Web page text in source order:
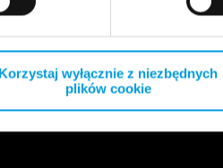
Korzystaj wyłącznie z niezbędnych
plików cookie